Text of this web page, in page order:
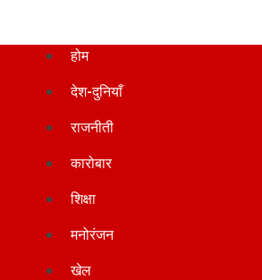
होम
देश-दुनियाँ
राजनीती
कारोबार
शिक्षा
मनोरंजन
खेल